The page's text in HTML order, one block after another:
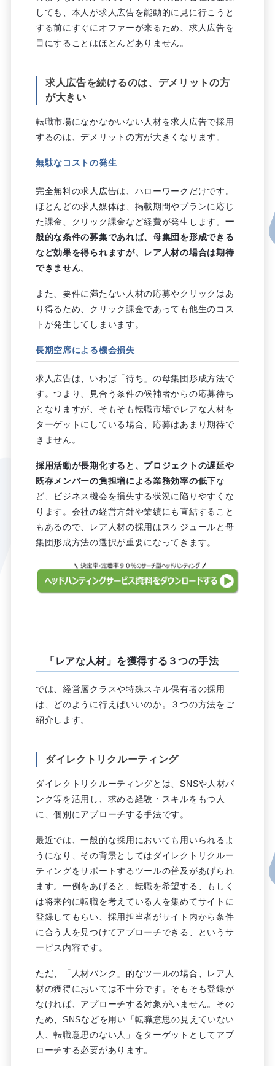
しても、本人が求人広告を能動的に見に行こうと
する前にすぐにオファーが来るため、求人広告を
目にすることはほとんどありません。
求人広告を続けるのは、デメリットの方
が大きい
転職市場になかなかいない人材を求人広告で採用
するのは、デメリットの方が大きくなります。
無駄なコストの発生
完全無料の求人広告は、ハローワークだけです。
ほとんどの求人媒体は、掲載期間やプランに応じ
た課金、クリック課金など経費が発生します。 一
般的な条件の募集であれば、母集団を形成できる
など効果を得られますが、レア人材の場合は期待
できません。
また、要件に満たない人材の応募やクリックはあ
り得るため、クリック課金であっても他生のコス
トが発生してしまいます。
長期空席による機会損失
求人広告は、いわば「待ち」の母集団形成方法で
す。つまり、見合う条件の候補者からの応募待ち
となりますが、そもそも転職市場でレアな人材を
ターゲットにしている場合、応募はあまり期待で
きません。
採用活動が長期化すると、プロジェクトの遅延や
既存メンバーの負担増による業務効率の低下な
ど、ビジネス機会を損失する状況に陥りやすくな
ります。会社の経営方針や業績にも直結すること
もあるので、レア人材の採用はスケジュールと母
集団形成方法の選択が重要になってきます。
「レアな人材」を獲得する３つの手法
では、経営層クラスや特殊スキル保有者の採用
は、どのように行えばいいのか。３つの方法をご
紹介します。
ダイレクトリクルーティング
ダイレクトリクルーティングとは、SNSや人材バ
ンク等を活用し、求める経験・スキルをもつ人
に、個別にアプローチする手法です。
最近では、一般的な採用においても用いられるよ
うになり、その背景としてはダイレクトリクルー
ティングをサポートするツールの普及があげられ
ます。一例をあげると、転職を希望する、もしく
は将来的に転職を考えている人を集めてサイトに
登録してもらい、採用担当者がサイト内から条件
に合う人を見つけてアプローチできる、というサ
ービス内容です。
ただ、「人材バンク」的なツールの場合、レア人
材の獲得においては不十分です。そもそも登録が
なければ、アプローチする対象がいません。その
ため、SNSなどを用い「転職意思の見えていない
人、転職意思のない人」をターゲットとしてアプ
ローチする必要があります。